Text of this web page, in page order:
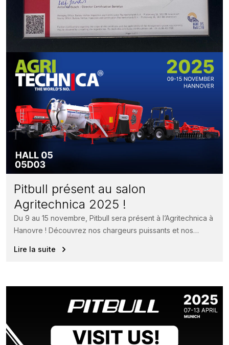
Pitbull présent au salon
Agritechnica 2025 !
Du 9 au 15 novembre, Pitbull sera présent à l’Agritechnica à
Hanovre ! Découvrez nos chargeurs puissants et nos
Lire la suite